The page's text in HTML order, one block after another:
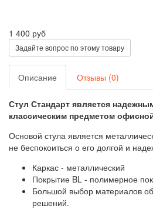
1 400 руб
Задайте вопрос по этому товару
Описание Отзывы (0)
Стул Стандарт является
классическим предметом
Основой стула является
не беспокоиться о его долгой и
Каркас - металлический
Покрытие BL - полимерное
Большой выбор материалов
решений.